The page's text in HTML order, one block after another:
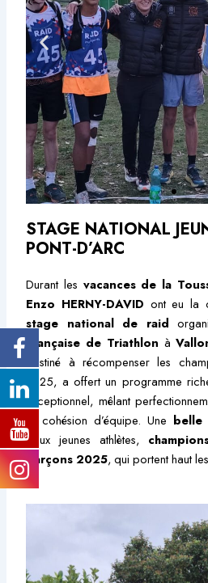
STAGE NATIONAL
PONT-D’ARC
Durant les vacances de la
Enzo HERNY-DAVID ont eu la
stage national de raid
Française de Triathlon à
destiné à récompenser les
2025, a offert un programme
exceptionnel, mêlant
et cohésion d’équipe. Une belle
deux jeunes athlètes,
garçons 2025, qui portent haut